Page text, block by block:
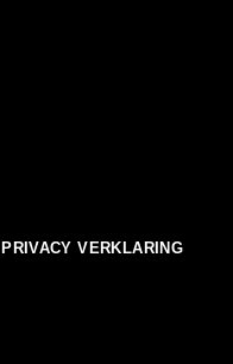
PRIVACY VERKLARING